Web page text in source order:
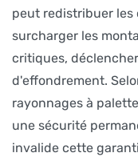
peut redistribuer les
surcharger les
critiques,
d'effondrement.
rayonnages à
une sécurité
invalide cette